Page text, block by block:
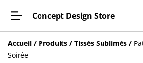
Concept Design Store
Accueil / Produits / Tissés Sublimés /
Soirée